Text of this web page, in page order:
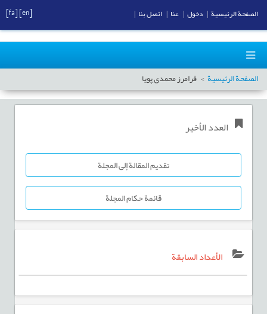
الصفحة الرئيسية فرامرز محمدی پویا
العدد الأخير
تقديم المقالة إلى المجلة
قائمة حكام المجلة
الأعداد السابقة
الصفحة الرئيسية دخول عنا اتصل بنا [fa]